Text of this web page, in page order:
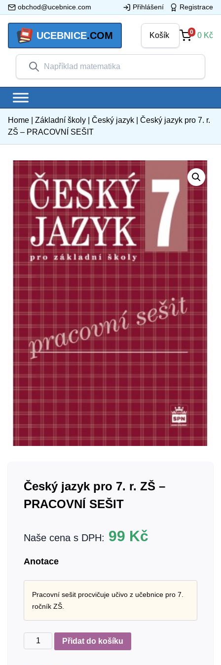
obchod@ucebnice.com Přihlášení Registrace
UCEBNICE.COM Košík 0 0 Kč
Home Základní školy Český jazyk
Český jazyk pro 7. r.
ZŠ – PRACOVNÍ SEŠIT
Český jazyk pro 7. r. ZŠ –
PRACOVNÍ SEŠIT
Naše cena s DPH: 99 Kč
Anotace
Pracovní sešit procvičuje učivo z učebnice pro 7.
ročník ZŠ.
Český
jazyk
Přidat do košíku